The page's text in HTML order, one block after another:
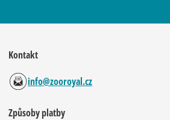
Kontakt
info@zooroyal.cz
Způsoby platby